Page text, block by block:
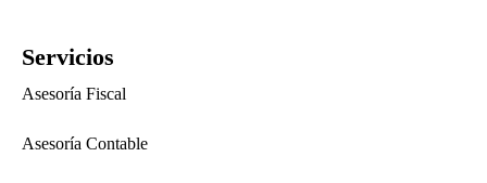
Servicios
Asesoría Fiscal
Asesoría Contable